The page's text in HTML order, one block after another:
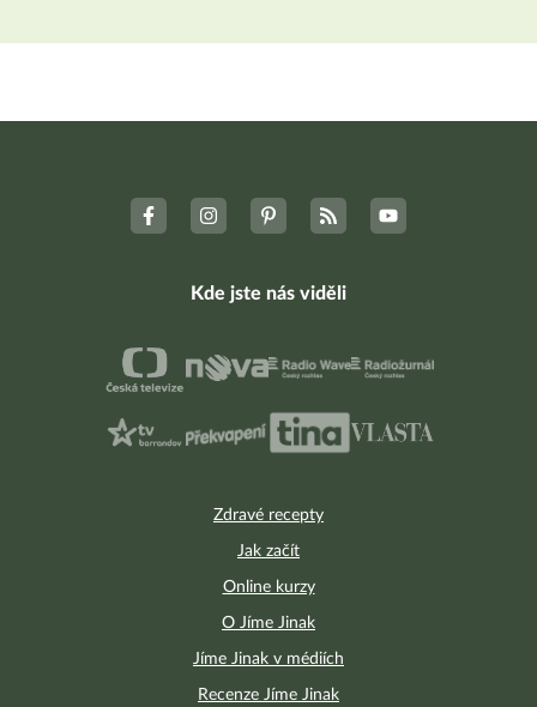
Zdravé recepty
Jak začít
Online kurzy
O Jíme Jinak
Jíme Jinak v médiích
Recenze Jíme Jinak
Kde jste nás viděli